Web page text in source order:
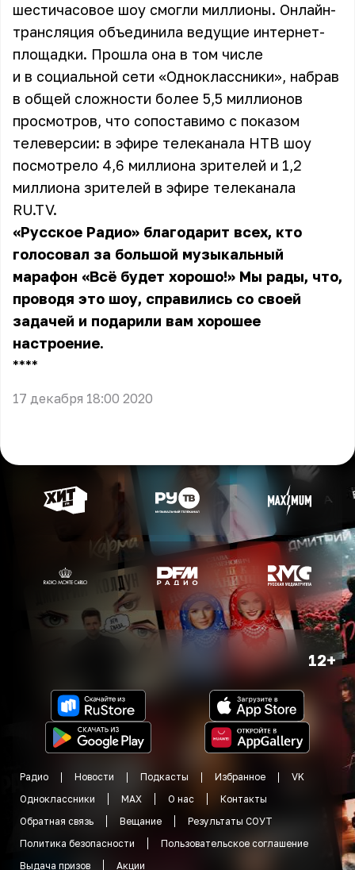
шестичасовое шоу смогли миллионы. Онлайн-
трансляция объединила ведущие интернет-
площадки. Прошла она в том числе
и в социальной сети «Одноклассники», набрав
в общей сложности более 5,5 миллионов
просмотров, что сопоставимо с показом
телеверсии: в эфире телеканала НТВ шоу
посмотрело 4,6 миллиона зрителей и 1,2
миллиона зрителей в эфире телеканала
RU.TV.
«Русское Радио» благодарит всех, кто
голосовал за большой музыкальный
марафон «Всё будет хорошо!» Мы рады, что,
проводя это шоу, справились со своей
задачей и подарили вам хорошее
настроение.
** **
17 декабря 18:00 2020
12+
Радио Новости Подкасты Избранное
VK
Одноклассники
MAX О нас
Контакты
Обратная связь
Вещание
Результаты СОУТ
Политика безопасности
Пользовательское соглашение
Выдача призов
Акции